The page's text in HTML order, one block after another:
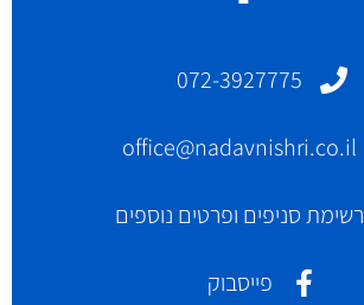
072-3927775
office@nadavnishri.co.il
רשימת סניפים ופרטים נוספים
פייסבוק